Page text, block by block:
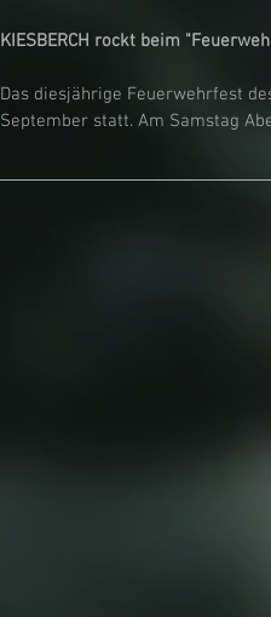
KIESBERCH rockt beim
Das diesjährige Feuerwehrfest
September statt. Am Samstag